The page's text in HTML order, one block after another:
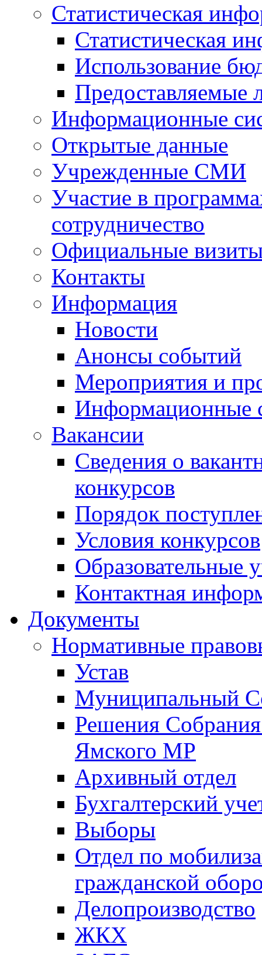
Статистическая
Статистическая
Использование
Предоставляемые
Информационные
Открытые данные
Учрежденные СМИ
Участие в
сотрудничество
Официальные
Контакты
Информация
Новости
Анонсы событий
Мероприятия и
Информационные
Вакансии
Сведения о
конкурсов
Порядок
Условия конкурсов
Образовательные
Контактная
Документы
Нормативные
Устав
Муниципальный
Решения
Ямского МР
Архивный отдел
Бухгалтерский
Выборы
Отдел по
гражданской
Делопроизводство
ЖКХ